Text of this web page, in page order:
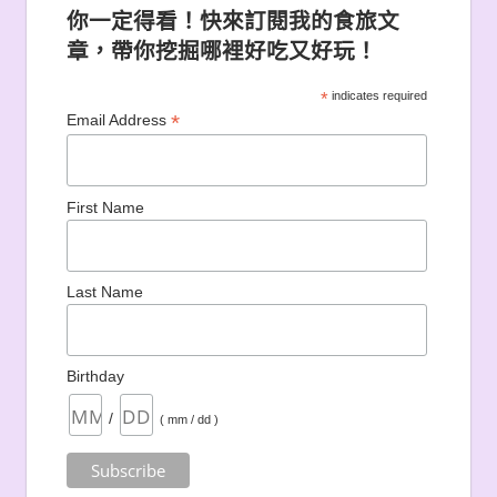
你一定得看！快來訂閱我的食旅文
章，帶你挖掘哪裡好吃又好玩！
*indicates required
Email Address *
First Name
Last Name
Birthday
/ ( mm / dd )